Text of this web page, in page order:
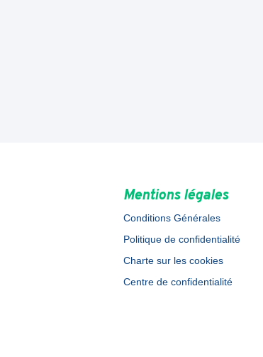
Mentions légales
Conditions Générales
Politique de confidentialité
Charte sur les cookies
Centre de confidentialité